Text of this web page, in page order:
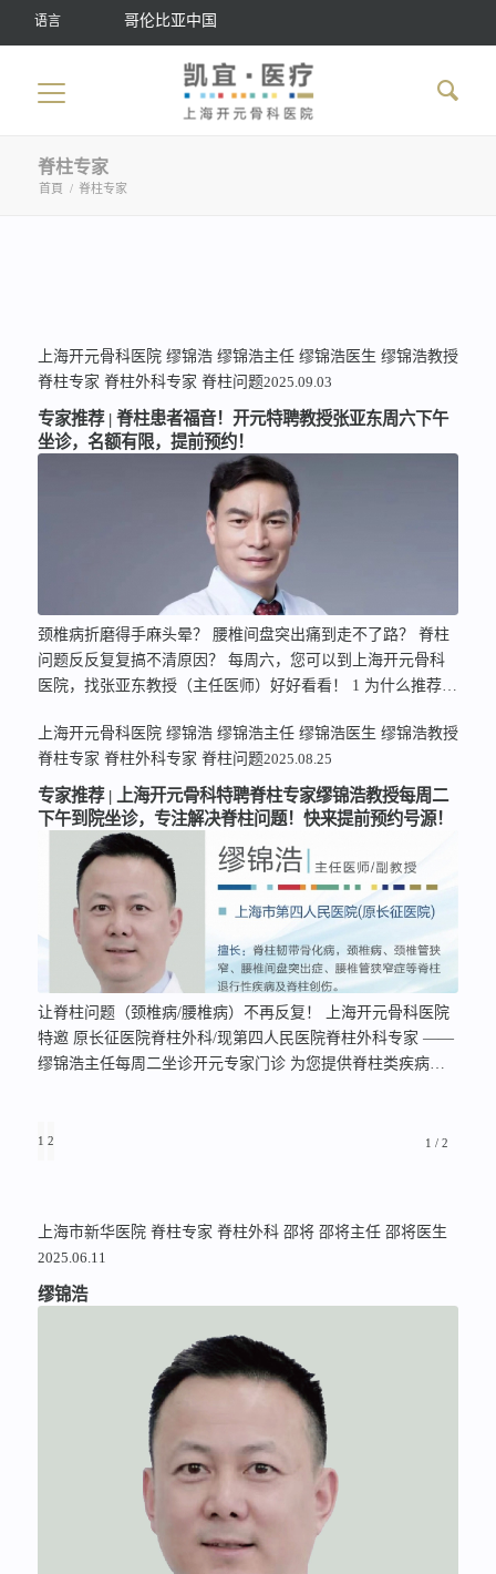
语言 哥伦比亚中国
脊柱专家
首頁 / 脊柱专家
上海开元骨科医院 缪锦浩 缪锦浩主任 缪锦浩医生 缪锦浩教授
脊柱专家 脊柱外科专家 脊柱问题2025.09.03
专家推荐 | 脊柱患者福音！开元特聘教授张亚东周六下午
坐诊，名额有限，提前预约！
颈椎病折磨得手麻头晕？ 腰椎间盘突出痛到走不了路？ 脊柱
问题反反复复搞不清原因？ 每周六，您可以到上海开元骨科
医院，找张亚东教授（主任医师）好好看看！ 1 为什么推荐张
上海开元骨科医院 缪锦浩 缪锦浩主任 缪锦浩医生 缪锦浩教授
脊柱专家 脊柱外科专家 脊柱问题2025.08.25
专家推荐 | 上海开元骨科特聘脊柱专家缪锦浩教授每周二
下午到院坐诊，专注解决脊柱问题！快来提前预约号源！
让脊柱问题（颈椎病/腰椎病）不再反复！ 上海开元骨科医院
特邀 原长征医院脊柱外科/现第四人民医院脊柱外科专家 ——
缪锦浩主任每周二坐诊开元专家门诊 为您提供脊柱类疾病的
专家。长征医院脊柱外科是国内顶尖权威。 教育资历深厚：
1 / 2
1 2
上海市新华医院 脊柱专家 脊柱外科 邵将 邵将主任 邵将医生
2025.06.11
缪锦浩